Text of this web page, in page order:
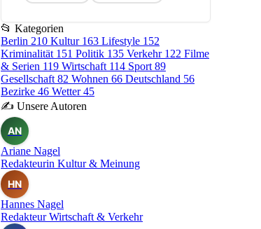
📂 Kategorien
Berlin 210 Kultur 163 Lifestyle 152
Kriminalität 151 Politik 135 Verkehr 122 Filme
& Serien 119 Wirtschaft 114 Sport 89
Gesellschaft 82 Wohnen 66 Deutschland 56
Bezirke 46 Wetter 45
✍ Unsere Autoren
AN
Ariane Nagel
Redakteurin Kultur & Meinung
HN
Hannes Nagel
Redakteur Wirtschaft & Verkehr